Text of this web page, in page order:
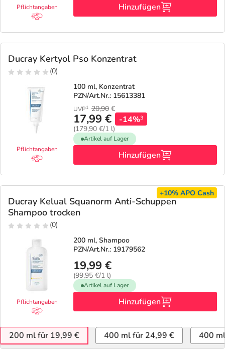
Pflichtangaben Hinzufügen
Ducray Kertyol Pso Konzentrat
(0)
Pflichtangaben
100 ml, Konzentrat
PZN/Art.Nr.: 15613381
UVP1 20,90 €
17,99 €
(179,90 €/1 l)
-14%3
Artikel auf Lager
Hinzufügen
Ducray Kelual Squanorm Anti-Schuppen
Shampoo trocken
(0)
+10% APO Cash
Pflichtangaben
200 ml, Shampoo
PZN/Art.Nr.: 19179562
19,99 €
(99,95 €/1 l)
Artikel auf Lager
Hinzufügen
200 ml für 19,99 € 400 ml für 24,99 € 400